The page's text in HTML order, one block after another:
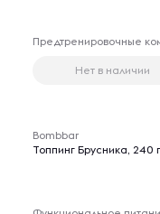
Нет в наличии
Bombbar
Топпинг Брусника, 240 г